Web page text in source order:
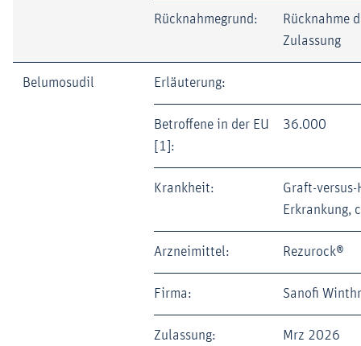
Rücknahmegrund:
Rücknahme
Zulassung
Belumosudil Erläuterung:
Betroffene in der EU
[1]:
36.000
Krankheit:
Graft-versus-
Erkrankung,
Arzneimittel: Rezurock®
Firma: Sanofi
Zulassung: Mrz 2026